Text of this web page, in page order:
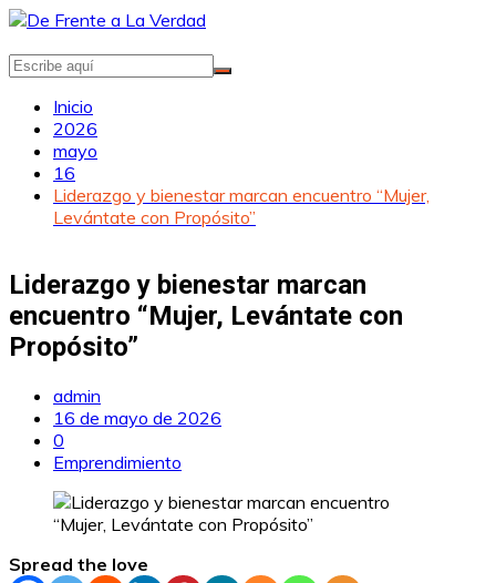
Saltar
contenido
Inicio
2026
mayo
16
Liderazgo y bienestar marcan encuentro “Mujer,
Levántate con Propósito”
Liderazgo y bienestar marcan
encuentro “Mujer, Levántate con
Propósito”
admin
16 de mayo de 2026
0
Emprendimiento
Spread the love